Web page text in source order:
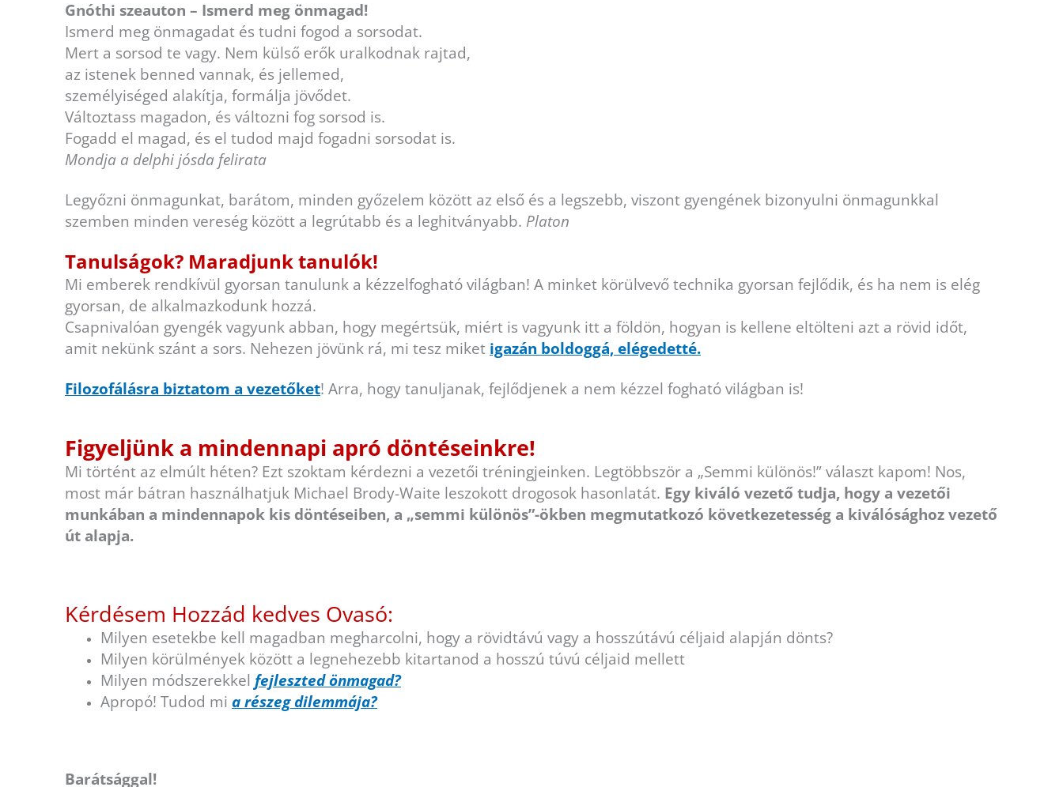
Gnóthi szeauton – Ismerd meg önmagad!
Ismerd meg önmagadat és tudni fogod a sorsodat.
Mert a sorsod te vagy. Nem külső erők uralkodnak rajtad,
az istenek benned vannak, és jellemed,
személyiséged alakítja, formálja jövődet.
Változtass magadon, és változni fog sorsod is.
Fogadd el magad, és el tudod majd fogadni sorsodat is.
Mondja a delphi jósda felirata
Legyőzni önmagunkat, barátom, minden győzelem között az első és a legszebb, viszont gyengének bizonyulni önmagunkkal
szemben minden vereség között a legrútabb és a leghitványabb. Platon
Tanulságok? Maradjunk tanulók!
Mi emberek rendkívül gyorsan tanulunk a kézzelfogható világban! A minket körülvevő technika gyorsan fejlődik, és ha nem is elég
gyorsan, de alkalmazkodunk hozzá.
Csapnivalóan gyengék vagyunk abban, hogy megértsük, miért is vagyunk itt a földön, hogyan is kellene eltölteni azt a rövid időt,
amit nekünk szánt a sors. Nehezen jövünk rá, mi tesz miket igazán boldoggá, elégedetté.
Filozofálásra biztatom a vezetőket! Arra, hogy tanuljanak, fejlődjenek a nem kézzel fogható világban is!
Figyeljünk a mindennapi apró döntéseinkre!
Mi történt az elmúlt héten? Ezt szoktam kérdezni a vezetői tréningjeinken. Legtöbbször a „Semmi különös!” választ kapom! Nos,
most már bátran használhatjuk Michael Brody-Waite leszokott drogosok hasonlatát. Egy kiváló vezető tudja, hogy a vezetői
munkában a mindennapok kis döntéseiben, a „semmi különös”-ökben megmutatkozó következetesség a kiválósághoz vezető
út alapja.
Kérdésem Hozzád kedves Ovasó:
Milyen esetekbe kell magadban megharcolni, hogy a rövidtávú vagy a hosszútávú céljaid alapján dönts?
Milyen körülmények között a legnehezebb kitartanod a hosszú túvú céljaid mellett
Milyen módszerekkel fejleszted önmagad?
Apropó! Tudod mi a részeg dilemmája?
Barátsággal!